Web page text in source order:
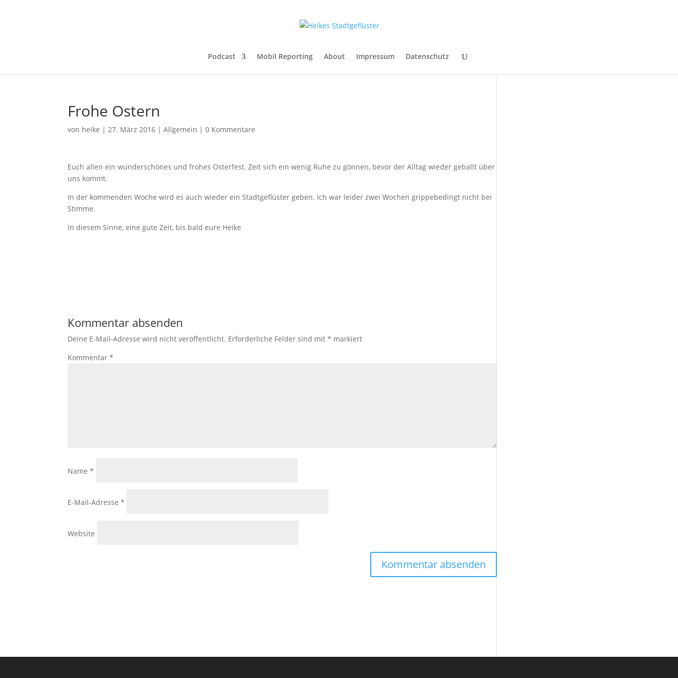
Podcast Mobil Reporting About Impressum Datenschutz
Frohe Ostern
von heike |27. März 2016 |Allgemein |0 Kommentare
Euch allen ein wunderschönes und frohes Osterfest. Zeit sich ein wenig Ruhe zu gönnen, bevor der Alltag wieder geballt über
uns kommt.
In der kommenden Woche wird es auch wieder ein Stadtgeflüster geben. Ich war leider zwei Wochen grippebedingt nicht bei
Stimme.
In diesem Sinne, eine gute Zeit, bis bald eure Heike
Kommentar absenden
Deine E-Mail-Adresse wird nicht veröffentlicht. Erforderliche Felder sind mit* markiert
Kommentar*
Name*
E-Mail-Adresse*
Website